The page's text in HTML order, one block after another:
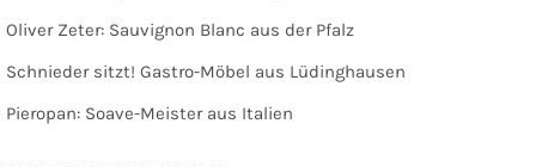
Oliver Zeter: Sauvignon Blanc aus der Pfalz
Schnieder sitzt! Gastro-Möbel aus Lüdinghausen
Pieropan: Soave-Meister aus Italien